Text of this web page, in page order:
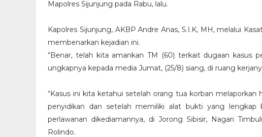
Mapolres Sijunjung pada Rabu, lalu.
Kapolres Sijunjung, AKBP Andre Anas, S.I.K, MH, melalui
membenarkan kejadian ini.
“Benar, telah kita amankan TM (60) terkait dugaan kasus
ungkapnya kepada media Jumat, (25/8) siang, di ruang
“Kasus ini kita ketahui setelah orang tua korban
penyidikan dan setelah memiliki alat bukti yang lengkap
perlawanan dikediamannya, di Jorong Sibisir, Nagari
Rolindo.